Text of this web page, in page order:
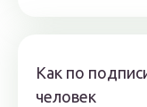
Как по
человек